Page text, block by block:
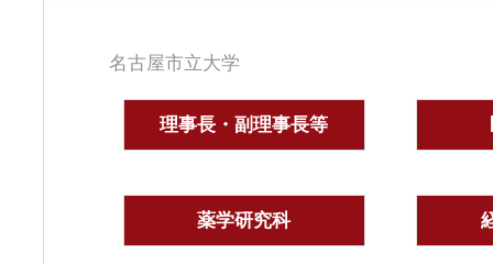
名古屋市立大学
理事長・副理事長等
薬学研究科